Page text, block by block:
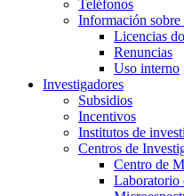
Teléfonos
Información sobre
Licencias
Renuncias
Uso interno
Investigadores
Subsidios
Incentivos
Institutos de
Centros de
Centro de
Laboratorio